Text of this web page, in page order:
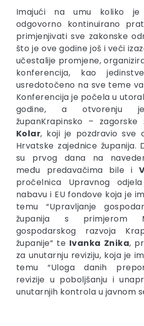
Imajući na umu koliko je
odgovorno kontinuirano
primjenjivati sve zakonske
što je ove godine još i veći
učestalije promjene,
konferencija, kao
usredotočeno na sve teme
Konferencija je počela u
godine, a otvorenju
županKrapinsko –
Kolar, koji je pozdravio sve
Hrvatske zajednice županija.
su prvog dana na
među predavačima bile i
pročelnica Upravnog
nabavu i EU fondove koja je
temu “Upravljanje
županija s primjerom
gospodarskog razvoja
županije” te Ivanka Znika,
za unutarnju reviziju, koja je
temu “Uloga danih
revizije u poboljšanju i
unutarnjih kontrola u javnom